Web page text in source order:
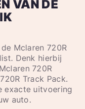
VAN DE
Mclaren 720R
Denk hierbij
720R
Track Pack.
exacte uitvoering
auto.